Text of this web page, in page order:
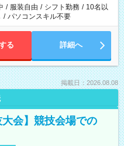
/ 服装自由 / シフト勤務 / 10名以
/ パソコンスキル不要
る 詳細へ
掲載日：2026.08.08
会】競技会場での